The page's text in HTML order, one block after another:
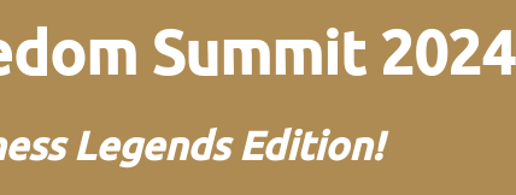
Summit 2024
Legends Edition!